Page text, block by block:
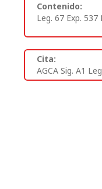
Contenido:
Leg. 67 Exp. 537
Cita:
AGCA Sig. A1